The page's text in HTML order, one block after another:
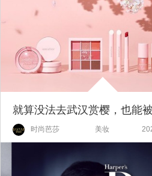
时尚芭莎 美妆